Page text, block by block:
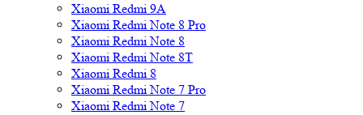
Xiaomi Redmi 9A
Xiaomi Redmi Note 8 Pro
Xiaomi Redmi Note 8
Xiaomi Redmi Note 8T
Xiaomi Redmi 8
Xiaomi Redmi Note 7 Pro
Xiaomi Redmi Note 7